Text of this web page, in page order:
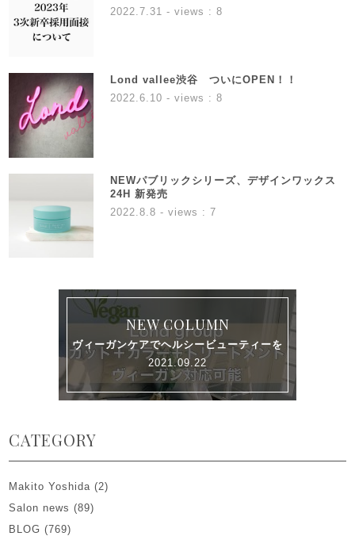
2022.7.31
- views : 8
Lond vallee渋谷 ついにOPEN！！
2022.6.10 - views : 8
NEWパブリックシリーズ、デザインワックス
24H 新発売
2022.8.8 - views : 7
NEW COLUMN
ヴィーガンケアでヘルシービューティーを
2021.09.22
CATEGORY
Makito Yoshida (2)
Salon news (89)
BLOG (769)